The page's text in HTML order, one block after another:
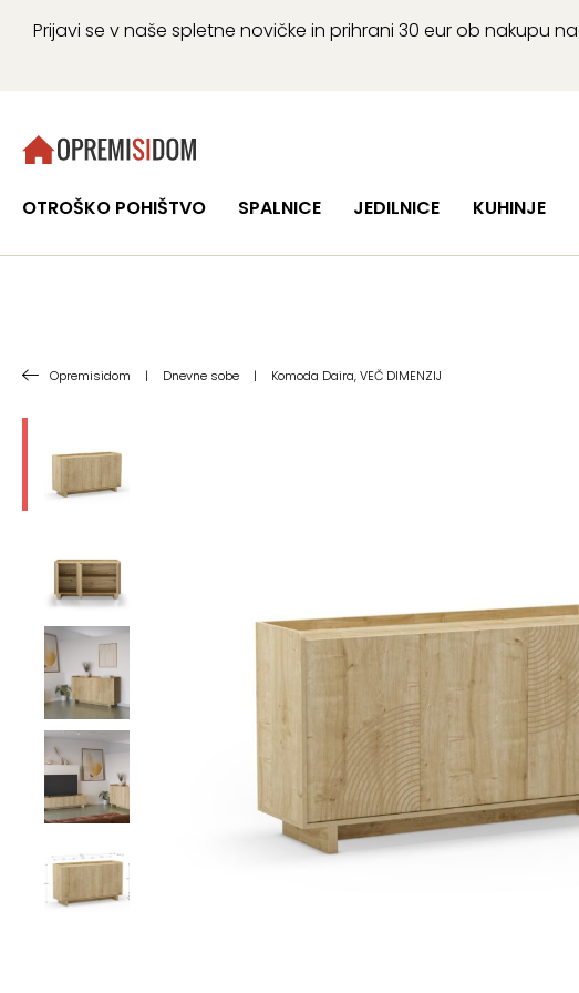
Prijavi se v naše spletne novičke in prihrani 30 eur ob nakupu
OTROŠKO POHIŠTVO SPALNICE JEDILNICE KUHINJE
Opremisidom | Dnevne sobe | Komoda Daira, VEČ DIMENZIJ